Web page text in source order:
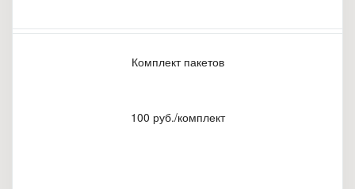
Комплект пакетов
100 руб./комплект